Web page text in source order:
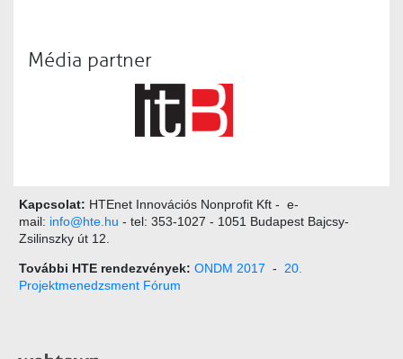
Média partner
Kapcsolat: HTEnet Innovációs Nonprofit Kft - e-
mail: info@hte.hu - tel: 353-1027 - 1051 Budapest Bajcsy-
Zsilinszky út 12.
További HTE rendezvények: ONDM 2017 - 20.
Projektmenedzsment Fórum